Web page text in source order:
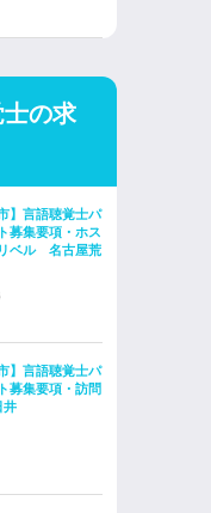
の求
】言語聴覚士パ
募集要項・ホス
ベル 名古屋荒
】言語聴覚士パ
募集要項・訪問
井